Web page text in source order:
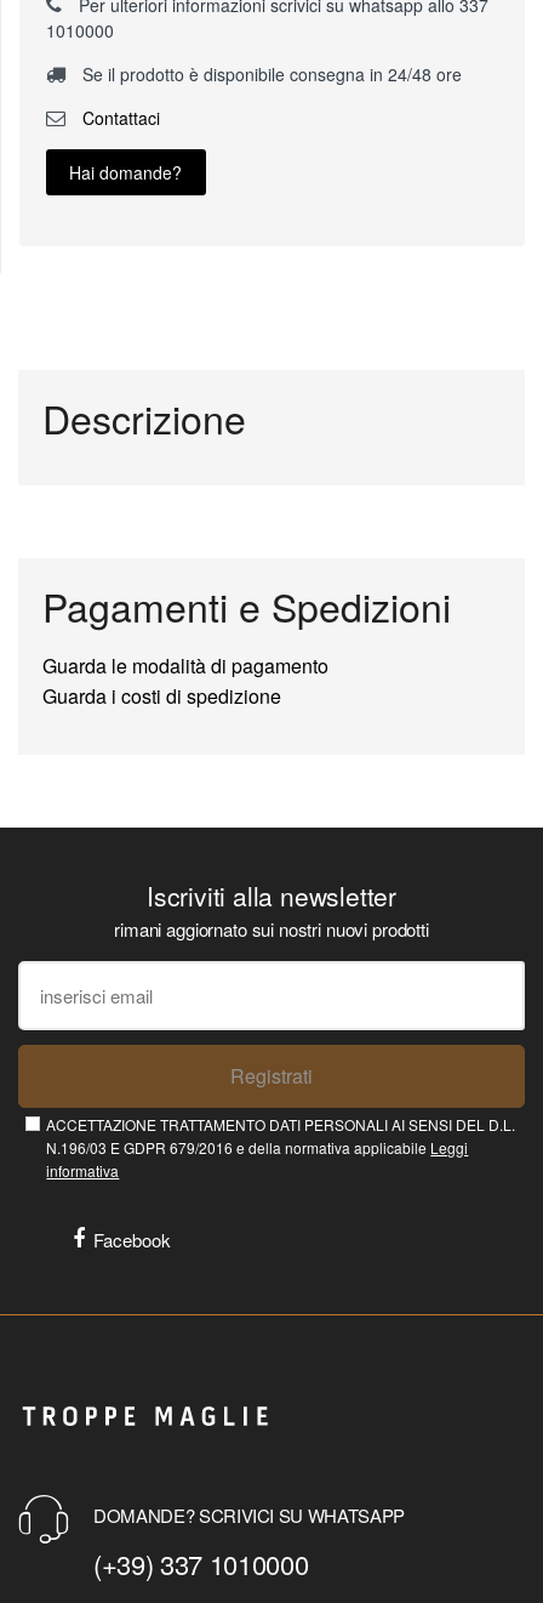
1010000
Se il prodotto è disponibile consegna in 24/48 ore
Contattaci
Hai domande?
Descrizione
Pagamenti e Spedizioni
Guarda le modalità di pagamento
Guarda i costi di spedizione
Iscriviti alla newsletter
rimani aggiornato sui nostri nuovi prodotti
Registrati
ACCETTAZIONE TRATTAMENTO DATI PERSONALI AI SENSI DEL D.L.
N.196/03 E GDPR 679/2016 e della normativa applicabile Leggi
informativa
Facebook
DOMANDE? SCRIVICI SU WHATSAPP
(+39) 337 1010000